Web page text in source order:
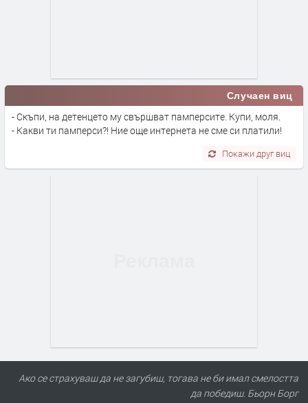
Случаен виц
- Скъпи, на детенцето му свършват памперсите. Купи, моля.
- Какви ти памперси?! Ние още интернета не сме си платили!
Покажи друг виц
Ако се страхуваш да не загубиш, тогава не би имал смелостта
да победиш. Бьорн Борг